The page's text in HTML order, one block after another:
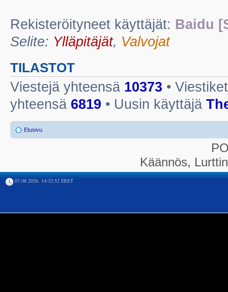
Rekisteröityneet käyttäjät: Baidu
Selite: Ylläpitäjät, Valvojat
TILASTOT
Viestejä yhteensä 10373 •
yhteensä 6819 • Uusin käyttäjä
Etusivu
Käännös,
07.08.2026, 14:32:52 EEST